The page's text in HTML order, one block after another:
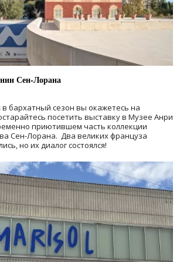
Сен-Лорана
в бархатный сезон вы окажетесь на
посетить выставку в Музее Анри
приютившем часть коллекции
Сен-Лорана. Два великих француза
но их диалог состоялся!